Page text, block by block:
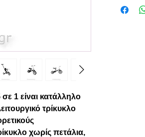
1 είναι κατάλληλο
τρίκυκλο
χωρίς πετάλια,